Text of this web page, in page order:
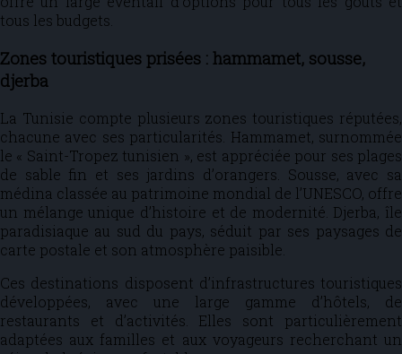
tous les budgets.
Zones touristiques prisées : hammamet, sousse,
djerba
La Tunisie compte plusieurs zones touristiques réputées,
chacune avec ses particularités. Hammamet, surnommée
le « Saint-Tropez tunisien », est appréciée pour ses plages
de sable fin et ses jardins d’orangers. Sousse, avec sa
médina classée au patrimoine mondial de l’UNESCO, offre
un mélange unique d’histoire et de modernité. Djerba, île
paradisiaque au sud du pays, séduit par ses paysages de
carte postale et son atmosphère paisible.
Ces destinations disposent d’infrastructures touristiques
développées, avec une large gamme d’hôtels, de
restaurants et d’activités. Elles sont particulièrement
adaptées aux familles et aux voyageurs recherchant un